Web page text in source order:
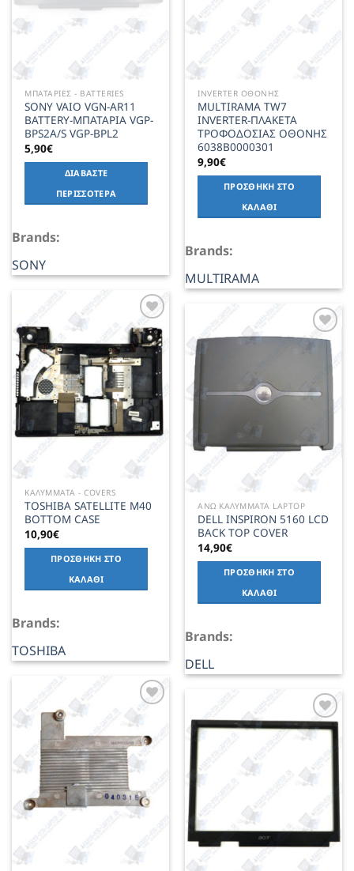
ΜΠΑΤΑΡΙΕΣ - BATTERIES
SONY VAIO VGN-AR11
BATTERY-ΜΠΑΤΑΡΙΑ VGP-
BPS2A/S VGP-BPL2
5,90€
ΔΙΑΒΆΣΤΕ
ΠΕΡΙΣΣΌΤΕΡΑ
Brands:
SONY
INVERTER ΟΘΟΝΗΣ
MULTIRAMA TW7
INVERTER-ΠΛΑΚΕΤΑ
ΤΡΟΦΟΔΟΣΙΑΣ ΟΘΟΝΗΣ
6038B0000301
9,90€
ΠΡΟΣΘΉΚΗ ΣΤΟ
ΚΑΛΆΘΙ
Brands:
MULTIRAMA
Add to
Wishlist
ΚΑΛΥΜΜΑΤΑ - COVERS
TOSHIBA SATELLITE M40
BOTTOM CASE
10,90€
ΠΡΟΣΘΉΚΗ ΣΤΟ
ΚΑΛΆΘΙ
Brands:
TOSHIBA
Add to
Wishlist
ΑΝΩ ΚΑΛΥΜΜΑΤΑ LAPTOP
DELL INSPIRON 5160 LCD
BACK TOP COVER
14,90€
ΠΡΟΣΘΉΚΗ ΣΤΟ
ΚΑΛΆΘΙ
Brands:
DELL
Add to
Wishlist
Add to
Wishlist